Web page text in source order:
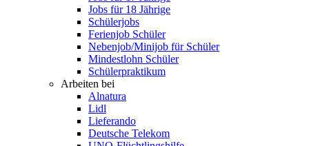
Jobs für 18 Jährige
Schülerjobs
Ferienjob Schüler
Nebenjob/Minijob für Schüler
Mindestlohn Schüler
Schülerpraktikum
Arbeiten bei
Alnatura
Lidl
Lieferando
Deutsche Telekom